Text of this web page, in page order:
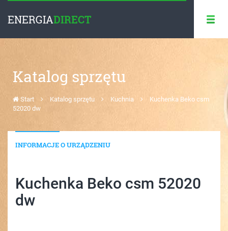
ENERGIADIRECT
Katalog sprzętu
Start Katalog sprzętu Kuchnia
Kuchenka Beko csm
52020 dw
INFORMACJE O URZĄDZENIU
Kuchenka Beko csm 52020
dw